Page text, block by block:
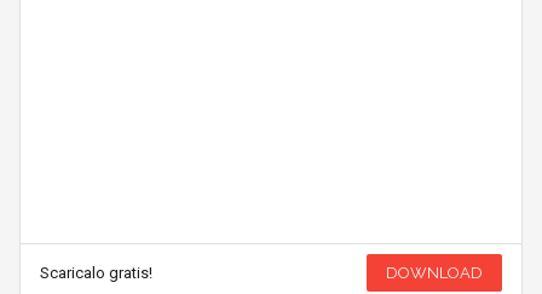
Scaricalo gratis! DOWNLOAD